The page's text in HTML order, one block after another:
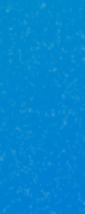
семье пока нет
можете
до 9 млн
чтобы
Минцифры, а вам
позволяет не
под ключ.
Можно
условия
еще больше. Где-